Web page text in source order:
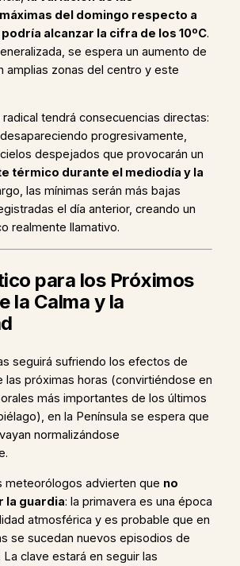
del domingo respecto a
alcanzar la cifra de los 10ºC.
se espera un aumento de
amplias zonas del centro y este
radical tendrá consecuencias directas:
progresivamente,
despejados que provocarán un
térmico durante el mediodía y la
las mínimas serán más bajas
el día anterior, creando un
realmente llamativo.
para los Próximos
la Calma y la
seguirá sufriendo los efectos de
las próximas horas (convirtiéndose en
más importantes de los últimos
en la Península se espera que
normalizándose
meteorólogos advierten que no
la guardia: la primavera es una época
atmosférica y es probable que en
se sucedan nuevos episodios de
clave estará en seguir las